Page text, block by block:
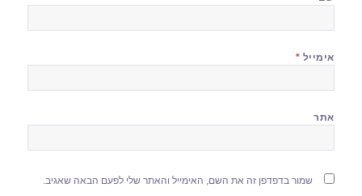
אימייל *
אתר
שמור בדפדפן זה את השם, האימייל והאתר שלי לפעם הבאה שאגיב.